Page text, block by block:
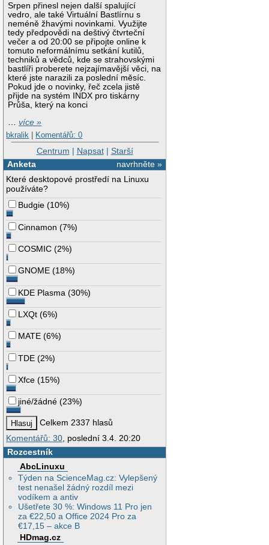
Srpen přinesl nejen další spalující
vedro, ale také Virtuální Bastlírnu s
neméně žhavými novinkami. Využijte
tedy předpovědi na deštivý čtvrteční
večer a od 20:00 se připojte online k
tomuto neformálnímu setkání kutilů,
techniků a vědců, kde se strahovskými
bastlíři proberete nejzajímavější věci, na
které jste narazili za poslední měsíc.
Pokud jde o novinky, řeč zcela jistě
přijde na systém INDX pro tiskárny
Průša, který na konci
…více »
bkralik
Komentářů: 0
Centrum | Napsat| Starší
navrhněte »
Anketa
Které desktopové prostředí na Linuxu
používáte?
Budgie (10%)
Cinnamon (7%)
COSMIC (2%)
GNOME (18%)
KDE Plasma (30%)
LXQt (6%)
MATE (6%)
TDE (2%)
Xfce (15%)
jiné/žádné (23%)
Celkem 2337 hlasů
Komentářů: 30 , poslední 3.4. 20:20
Rozcestník
AbcLinuxu
Týden na ScienceMag.cz: Vylepšený
test nenašel žádný rozdíl mezi
vodíkem a antiv
Ušetřete 30 %: Windows 11 Pro jen
za €22,50 a Office 2024 Pro za
€17,15 – akce B
HDmag.cz